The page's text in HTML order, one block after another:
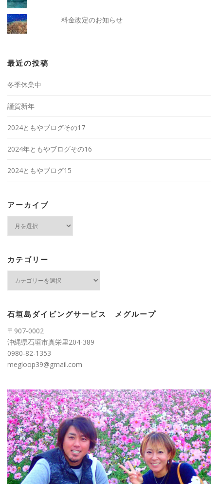
料金改定のお知らせ
最近の投稿
冬季休業中
謹賀新年
2024ともやブログその17
2024年ともやブログその16
2024ともやブログ15
アーカイブ
ブ
カテゴリー
ー
石垣島ダイビングサービス メグループ
〒907-0002
沖縄県石垣市真栄里204-389
0980-82-1353
megloop39@gmail.com